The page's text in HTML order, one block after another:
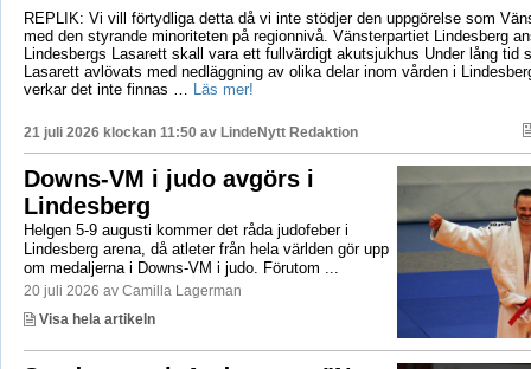
REPLIK: Vi vill förtydliga detta då vi inte stödjer den uppgörelse som
med den styrande minoriteten på regionnivå. Vänsterpartiet Lindesberg
Lindesbergs Lasarett skall vara ett fullvärdigt akutsjukhus Under lång tid
Lasarett avlövats med nedläggning av olika delar inom vården i
verkar det inte finnas … Läs mer!
21 juli 2026 klockan 11:50 av LindeNytt Redaktion
Downs-VM i judo avgörs i
Lindesberg
Helgen 5-9 augusti kommer det råda judofeber i
Lindesberg arena, då atleter från hela världen gör upp
om medaljerna i Downs-VM i judo. Förutom ...
20 juli 2026 av Camilla Lagerman
Visa hela artikeln